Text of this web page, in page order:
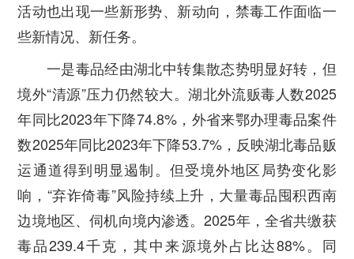
活动也出现一些新形势、新动向，禁毒工作面临一
些新情况、新任务。
一是毒品经由湖北中转集散态势明显好转，但
境外“清源”压力仍然较大。湖北外流贩毒人数2025
年同比2023年下降74.8%，外省来鄂办理毒品案件
数2025年同比2023年下降53.7%，反映湖北毒品贩
运通道得到明显遏制。但受境外地区局势变化影
响，“弃诈倚毒”风险持续上升，大量毒品囤积西南
边境地区、伺机向境内渗透。2025年，全省共缴获
毒品239.4千克，其中来源境外占比达88%。同